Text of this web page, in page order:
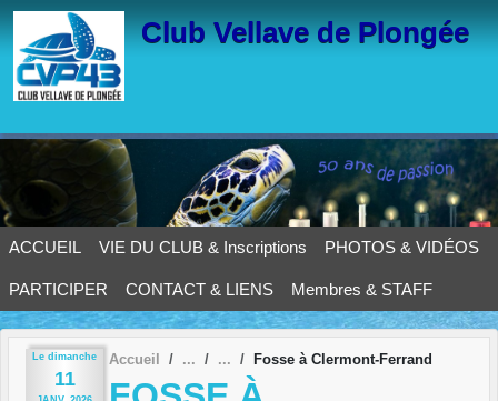
Club Vellave de Plongée
ACCUEIL VIE DU CLUB & Inscriptions PHOTOS & VIDÉOS
PARTICIPER CONTACT & LIENS Membres & STAFF
Le dimanche
11
Accueil Fosse à Clermont-Ferrand
Panneau de gestion des cookies